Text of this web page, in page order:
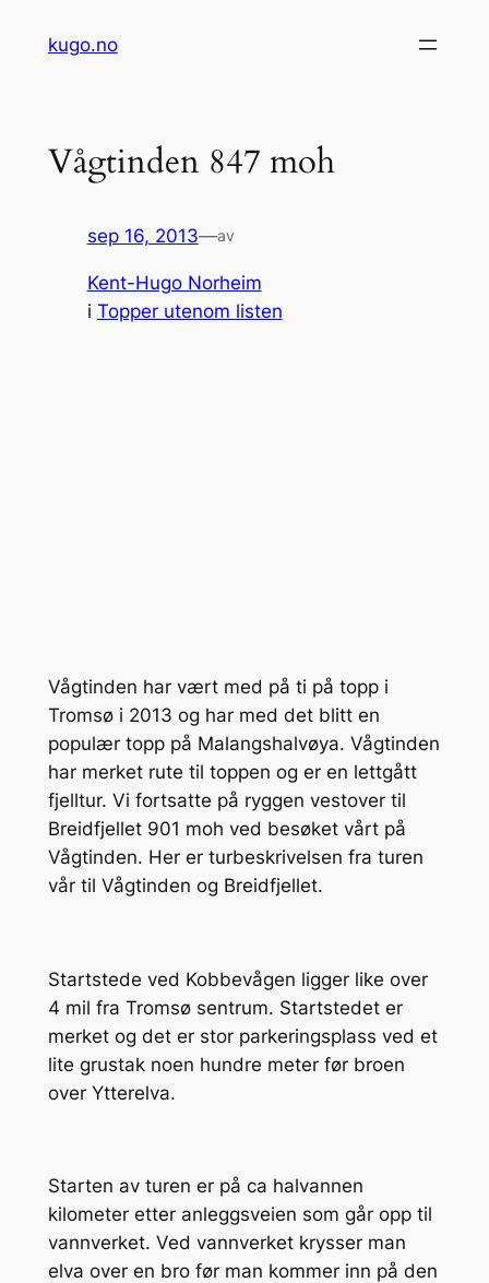
kugo.no
Vågtinden 847 moh
sep 16, 2013—av
Kent-Hugo Norheim
i Topper utenom listen
Vågtinden har vært med på ti på topp i
Tromsø i 2013 og har med det blitt en
populær topp på Malangshalvøya. Vågtinden
har merket rute til toppen og er en lettgått
fjelltur. Vi fortsatte på ryggen vestover til
Breidfjellet 901 moh ved besøket vårt på
Vågtinden. Her er turbeskrivelsen fra turen
vår til Vågtinden og Breidfjellet.
Startstede ved Kobbevågen ligger like over
4 mil fra Tromsø sentrum. Startstedet er
merket og det er stor parkeringsplass ved et
lite grustak noen hundre meter før broen
over Ytterelva.
Starten av turen er på ca halvannen
kilometer etter anleggsveien som går opp til
vannverket. Ved vannverket krysser man
elva over en bro før man kommer inn på den